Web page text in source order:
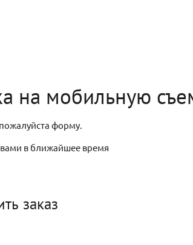
на мобильную
форму.
вами в ближайшее время
заказ